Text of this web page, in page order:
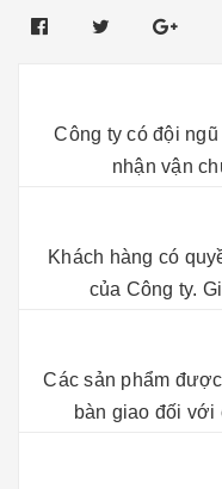
Công ty có đội
nhận vận
Khách hàng có
của Công ty.
Các sản phẩm
bàn giao đối với